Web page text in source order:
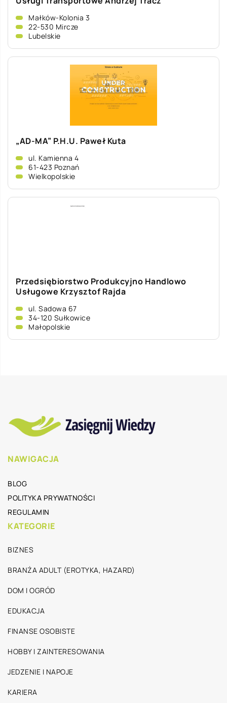
Małków-Kolonia 3
22-530 Mircze
Lubelskie
„AD-MA” P.H.U. Paweł Kuta
ul. Kamienna 4
61-423 Poznań
Wielkopolskie
Przedsiębiorstwo Produkcyjno Handlowo
Usługowe Krzysztof Rajda
ul. Sadowa 67
34-120 Sułkowice
Małopolskie
NAWIGACJA
BLOG
POLITYKA PRYWATNOŚCI
REGULAMIN
KATEGORIE
BIZNES
BRANŻA ADULT (EROTYKA, HAZARD)
DOM I OGRÓD
EDUKACJA
FINANSE OSOBISTE
HOBBY I ZAINTERESOWANIA
JEDZENIE I NAPOJE
KARIERA